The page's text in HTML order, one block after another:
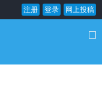
注册 登录 网上投稿